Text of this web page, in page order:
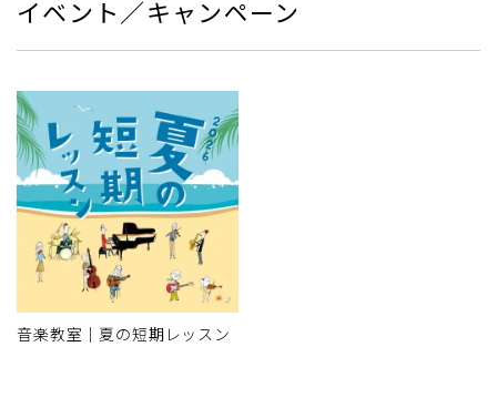
イベント／キャンペーン
音楽教室｜夏の短期レッスン